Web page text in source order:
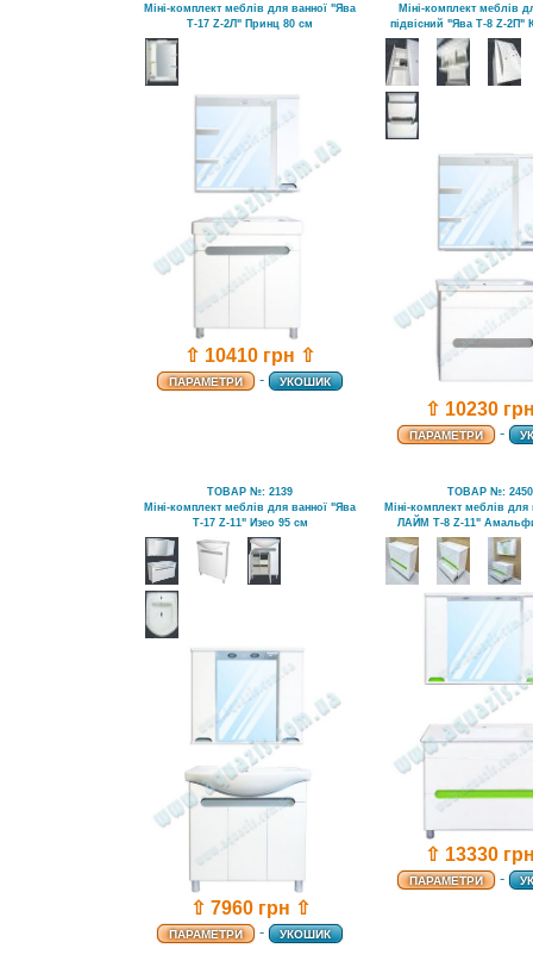
Міні-комплект меблів для ванної "Ява
Т-17 Z-2Л" Принц 80 см
⇧ 10410 грн ⇧
ПАРАМЕТРИ - УКОШИК
Міні-комплект меблів
підвісний "Ява Т-8 Z-2П"
⇧ 10230
ПАРАМЕТРИ -
ТОВАР №: 2139
Міні-комплект меблів для ванної "Ява
Т-17 Z-11" Изео 95 см
⇧ 7960 грн ⇧
ПАРАМЕТРИ - УКОШИК
ТОВАР №: 2450
Міні-комплект меблів для
ЛАЙМ Т-8 Z-11"
⇧ 13330
ПАРАМЕТРИ -